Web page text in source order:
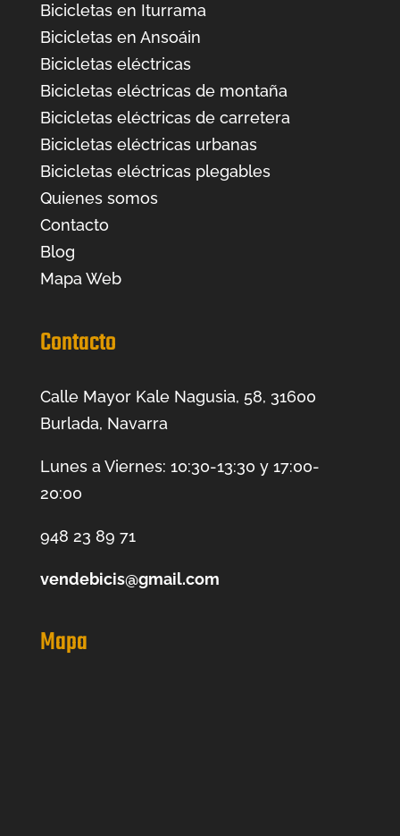
Bicicletas en Iturrama
Bicicletas en Ansoáin
Bicicletas eléctricas
Bicicletas eléctricas de montaña
Bicicletas eléctricas de carretera
Bicicletas eléctricas urbanas
Bicicletas eléctricas plegables
Quienes somos
Contacto
Blog
Mapa Web
Contacto
Calle Mayor Kale Nagusia, 58, 31600
Burlada, Navarra
Lunes a Viernes: 10:30-13:30 y 17:00-
20:00
948 23 89 71
vendebicis@gmail.com
Mapa